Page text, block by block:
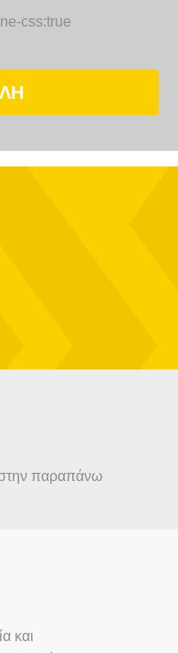
css:true
στην παραπάνω
και